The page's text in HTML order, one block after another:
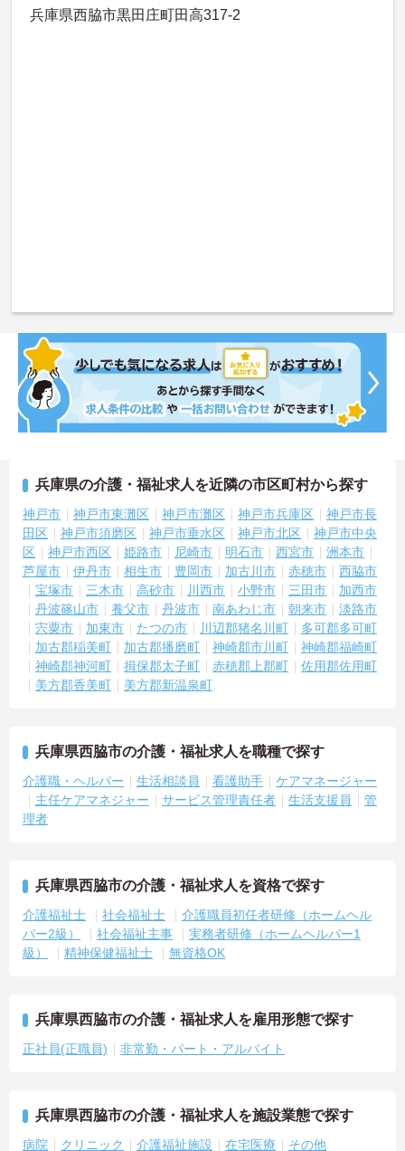
兵庫県西脇市黒田庄町田高317-2
兵庫県の介護・福祉求人を近隣の市区町村から探す
神戸市 神戸市東灘区 神戸市灘区 神戸市兵庫区
神戸市長
田区
神戸市須磨区 神戸市垂水区 神戸市北区
神戸市中央
区
神戸市西区 姫路市 尼崎市 明石市 西宮市
洲本市
芦屋市
伊丹市 相生市 豊岡市 加古川市 赤穂市
西脇市
宝塚市
三木市 高砂市 川西市 小野市 三田市
加西市
丹波篠山市
養父市 丹波市 南あわじ市 朝来市
淡路市
宍粟市
加東市 たつの市 川辺郡猪名川町
多可郡多可町
加古郡稲美町
加古郡播磨町 神崎郡市川町
神崎郡福崎町
神崎郡神河町
揖保郡太子町 赤穂郡上郡町
佐用郡佐用町
美方郡香美町
美方郡新温泉町
兵庫県西脇市の介護・福祉求人を職種で探す
介護職・ヘルパー 生活相談員 看護助手
ケアマネージャー
主任ケアマネジャー
サービス管理責任者 生活支援員
管
理者
兵庫県西脇市の介護・福祉求人を資格で探す
介護福祉士 社会福祉士
介護職員初任者研修（ホームヘル
パー2級）
社会福祉主事
実務者研修（ホームヘルパー1
級）
精神保健福祉士 無資格OK
兵庫県西脇市の介護・福祉求人を雇用形態で探す
正社員(正職員) 非常勤・パート・アルバイト
兵庫県西脇市の介護・福祉求人を施設業態で探す
病院 クリニック 介護福祉施設 在宅医療 その他